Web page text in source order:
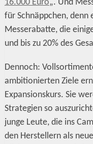
16.000 Euro„. Und
für Schnäppchen, denn
Messerabatte, die
und bis zu 20% des
Dennoch:
ambitionierten Ziele
Expansionskurs. Sie
Strategien so
junge Leute, die ins
den Herstellern als